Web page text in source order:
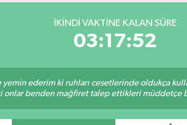
İKINDI VAKTINE KALAN SÜRE
03:17:51
ederim ki ruhları cesetlerinde oldukça
benden mağfiret talep ettikleri müddetçe